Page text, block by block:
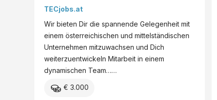
TECjobs.at
Wir bieten Dir die spannende Gelegenheit mit
einem österreichischen und mittelständischen
Unternehmen mitzuwachsen und Dich
weiterzuentwickeln Mitarbeit in einem
dynamischen Team……
€ 3.000